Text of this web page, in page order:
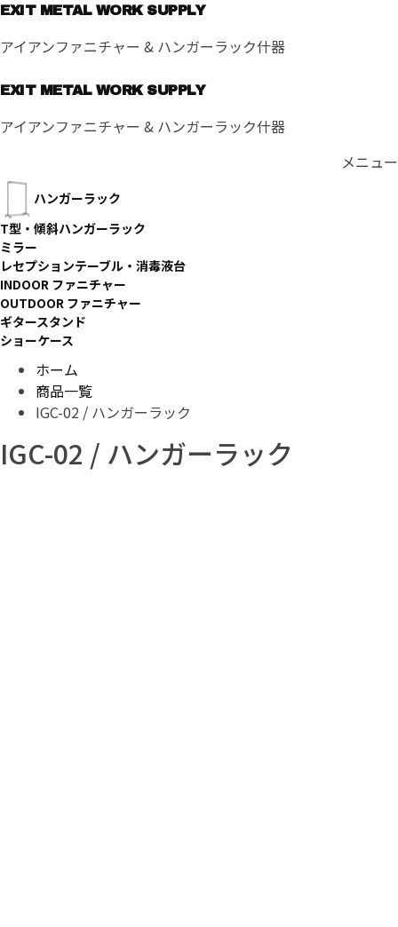
コ
テ
ツ
へ
ス
ッ
EXIT METAL WORK SUPPLY
アイアンファニチャー & ハンガーラック什器
EXIT METAL WORK SUPPLY
アイアンファニチャー & ハンガーラック什器
メニュー
ハンガーラック
T型・傾斜ハンガーラック
ミラー
レセプションテーブル・消毒液台
INDOOR ファニチャー
OUTDOOR ファニチャー
ギタースタンド
ショーケース
ホーム
商品一覧
IGC-02 / ハンガーラック
IGC-02 / ハンガーラック